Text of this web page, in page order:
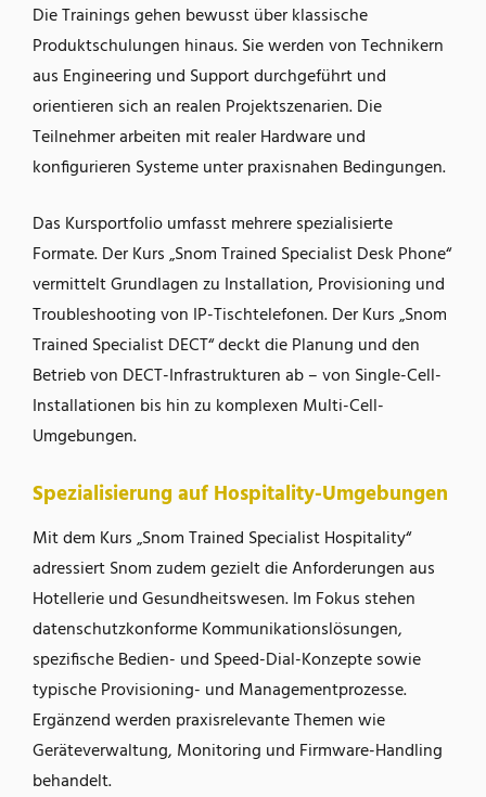
Die Trainings gehen bewusst über klassische
Produktschulungen hinaus. Sie werden von Technikern
aus Engineering und Support durchgeführt und
orientieren sich an realen Projektszenarien. Die
Teilnehmer arbeiten mit realer Hardware und
konfigurieren Systeme unter praxisnahen Bedingungen.
Das Kursportfolio umfasst mehrere spezialisierte
Formate. Der Kurs „Snom Trained Specialist Desk Phone“
vermittelt Grundlagen zu Installation, Provisioning und
Troubleshooting von IP-Tischtelefonen. Der Kurs „Snom
Trained Specialist DECT“ deckt die Planung und den
Betrieb von DECT-Infrastrukturen ab – von Single-Cell-
Installationen bis hin zu komplexen Multi-Cell-
Umgebungen.
Spezialisierung auf Hospitality-Umgebungen
Mit dem Kurs „Snom Trained Specialist Hospitality“
adressiert Snom zudem gezielt die Anforderungen aus
Hotellerie und Gesundheitswesen. Im Fokus stehen
datenschutzkonforme Kommunikationslösungen,
spezifische Bedien- und Speed-Dial-Konzepte sowie
typische Provisioning- und Managementprozesse.
Ergänzend werden praxisrelevante Themen wie
Geräteverwaltung, Monitoring und Firmware-Handling
behandelt.